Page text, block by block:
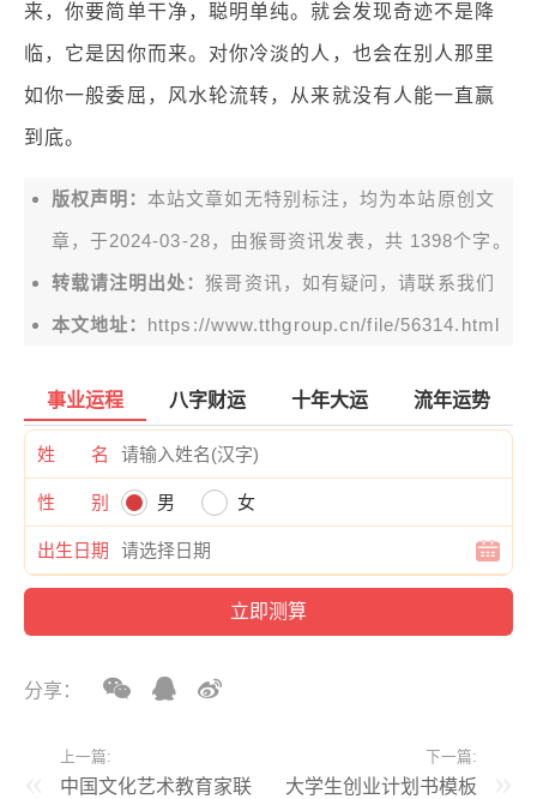
来，你要简单干净，聪明单纯。就会发现奇迹不是降
临，它是因你而来。对你冷淡的人，也会在别人那里
如你一般委屈，风水轮流转，从来就没有人能一直赢
到底。
版权声明： 本站文章如无特别标注，均为本站原创文
章，于2024-03-28，由猴哥资讯 发表，共 1398个字。
转载请注明出处：猴哥资讯，如有疑问，请联系我们
本文地址： https://www.tthgroup.cn/file/56314.html
事业运程 八字财运 十年大运 流年运势
姓 名
性 别 男 女
出生日期
分享：
上一篇:
中国文化艺术教育家联
下一篇:
大学生创业计划书模板